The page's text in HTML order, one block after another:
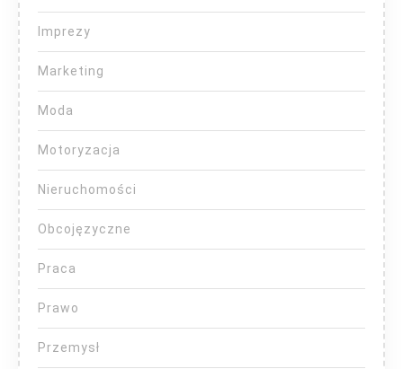
Imprezy
Marketing
Moda
Motoryzacja
Nieruchomości
Obcojęzyczne
Praca
Prawo
Przemysł